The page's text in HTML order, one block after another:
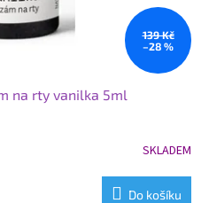
139 Kč
–28 %
na rty vanilka 5ml
SKLADEM
Do košíku